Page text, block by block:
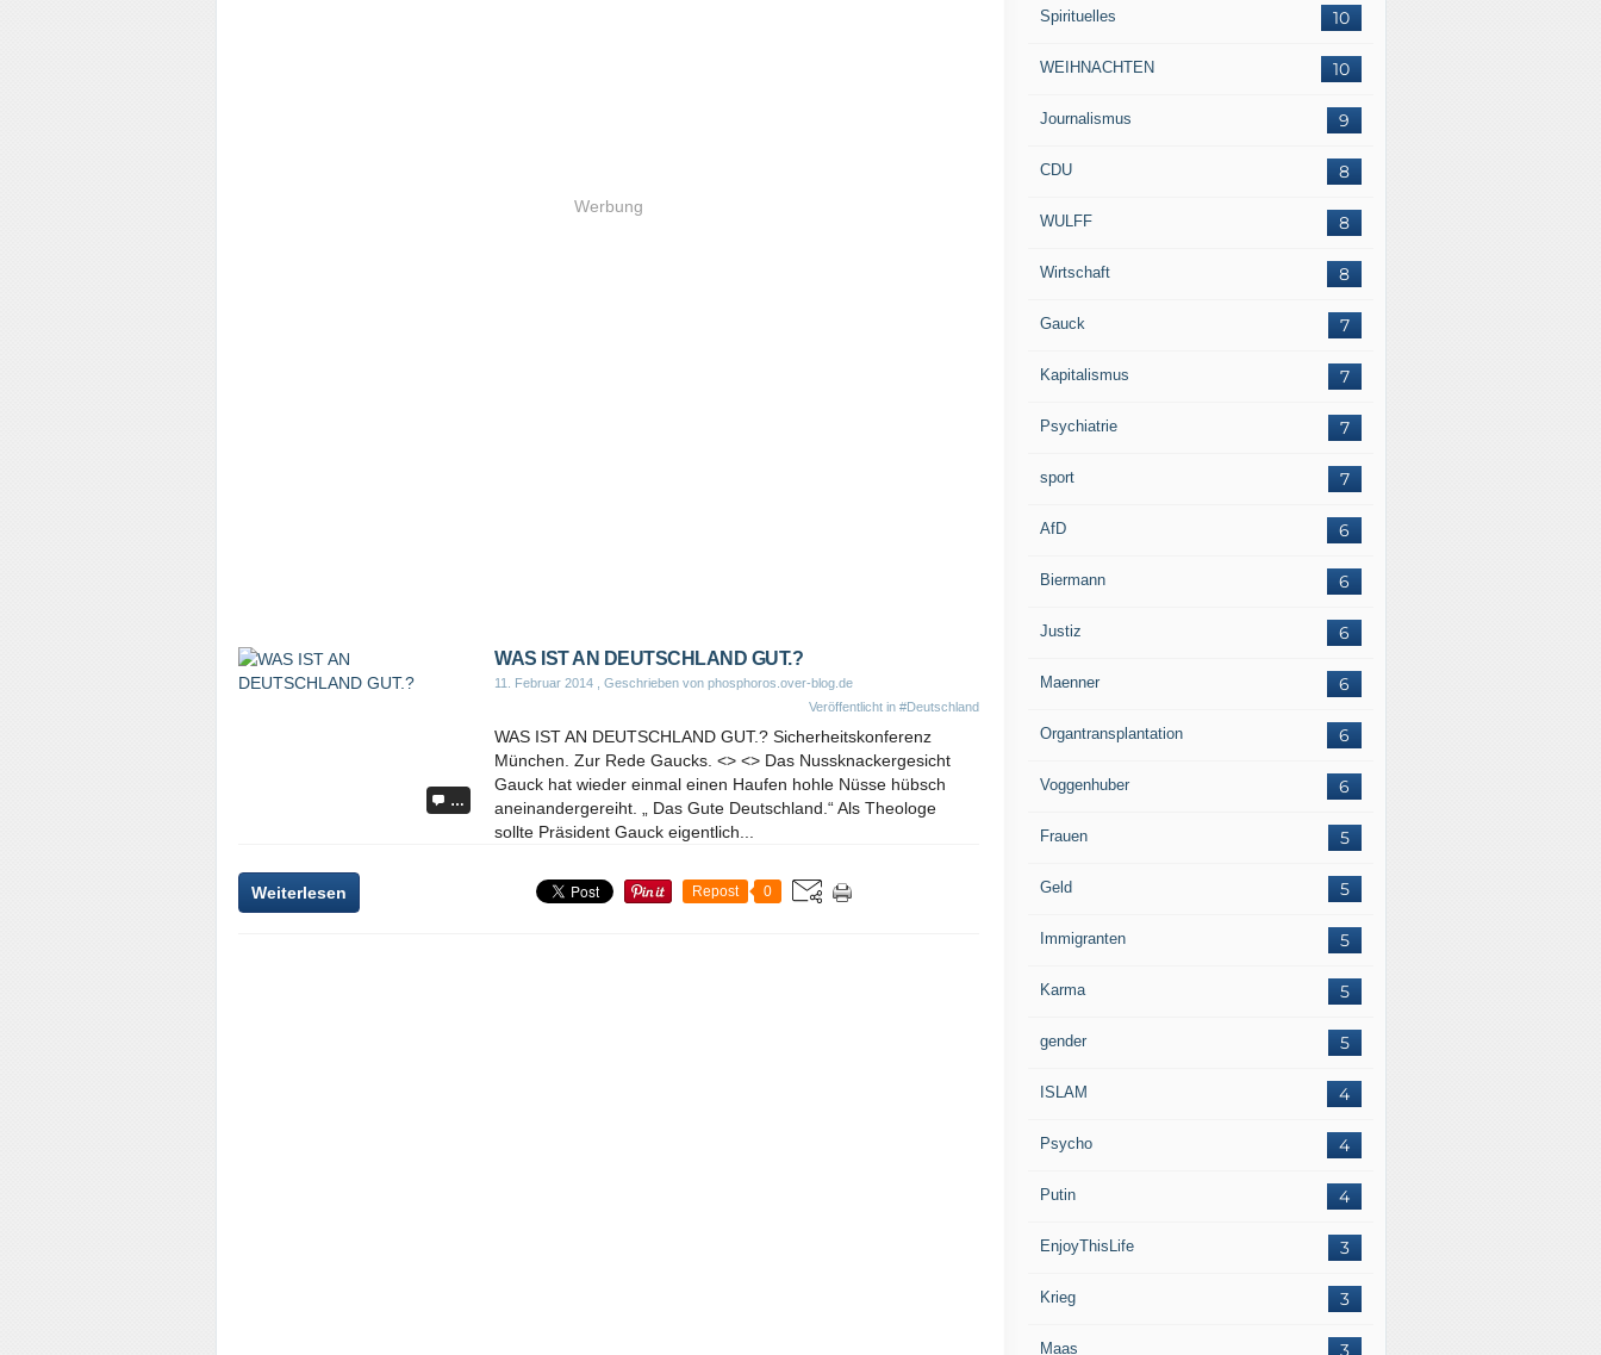
Werbung
…
WAS IST AN DEUTSCHLAND GUT.?
11. Februar 2014 , Geschrieben von phosphoros.over-blog.de
Veröffentlicht in #Deutschland
WAS IST AN DEUTSCHLAND GUT.? Sicherheitskonferenz
München. Zur Rede Gaucks. <> <> Das Nussknackergesicht
Gauck hat wieder einmal einen Haufen hohle Nüsse hübsch
aneinandergereiht. „ Das Gute Deutschland.“ Als Theologe
sollte Präsident Gauck eigentlich...
Weiterlesen Repost 0
10
Spirituelles
10
WEIHNACHTEN
9
Journalismus
8
CDU
8
WULFF
8
Wirtschaft
7
Gauck
7
Kapitalismus
7
Psychiatrie
7
sport
6
AfD
6
Biermann
6
Justiz
6
Maenner
6
Organtransplantation
6
Voggenhuber
5
Frauen
5
Geld
5
Immigranten
5
Karma
5
gender
4
ISLAM
4
Psycho
4
Putin
3
EnjoyThisLife
3
Krieg
3
Maas